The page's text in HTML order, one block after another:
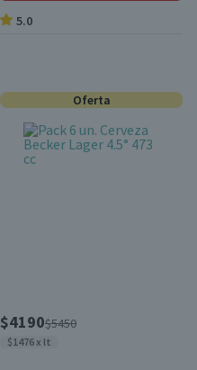
5.0
Oferta
$4190$5450
$1476 x lt